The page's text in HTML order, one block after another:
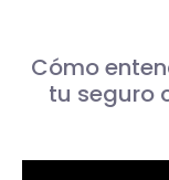
Cómo
tu seguro